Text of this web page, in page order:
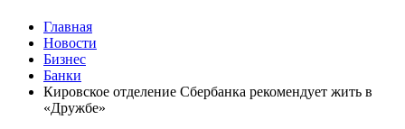
Главная
Новости
Бизнес
Банки
Кировское отделение Сбербанка рекомендует жить в
«Дружбе»